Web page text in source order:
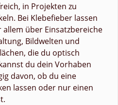
in Projekten zu
Bei Klebefieber lassen
über Einsatzbereiche
Bildwelten und
die du optisch
du dein Vorhaben
davon, ob du eine
lassen oder nur einen